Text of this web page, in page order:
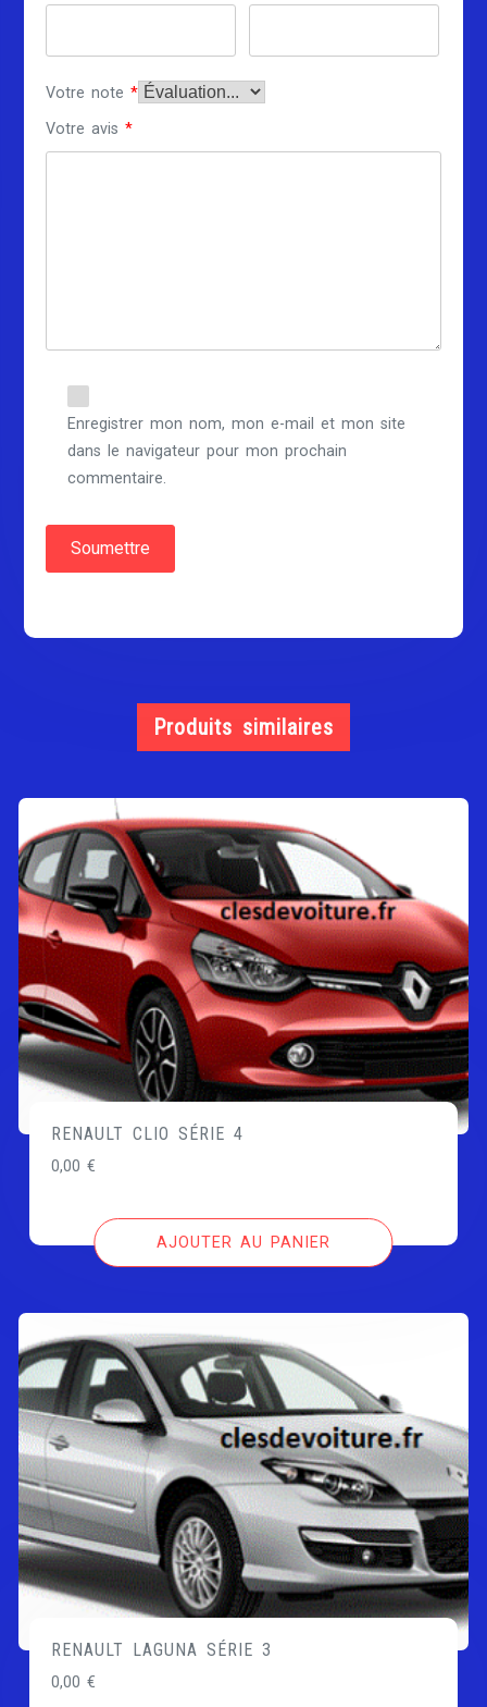
Votre note*
Votre avis*
Enregistrer mon nom, mon e-mail et mon site
dans le navigateur pour mon prochain
commentaire.
Produits similaires
RENAULT CLIO SÉRIE 4
0,00€
AJOUTER AU PANIER
RENAULT LAGUNA SÉRIE 3
0,00€